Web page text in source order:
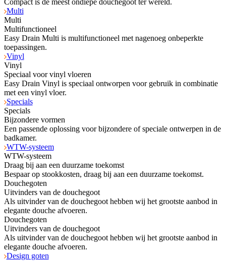
Compact is de meest ondiepe douchegoot ter wereld.
Multi
Multi
Multifunctioneel
Easy Drain Multi is multifunctioneel met nagenoeg onbeperkte
toepassingen.
Vinyl
Vinyl
Speciaal voor vinyl vloeren
Easy Drain Vinyl is speciaal ontworpen voor gebruik in combinatie
met een vinyl vloer.
Specials
Specials
Bijzondere vormen
Een passende oplossing voor bijzondere of speciale ontwerpen in de
badkamer.
WTW-systeem
WTW-systeem
Draag bij aan een duurzame toekomst
Bespaar op stookkosten, draag bij aan een duurzame toekomst.
Douchegoten
Uitvinders van de douchegoot
Als uitvinder van de douchegoot hebben wij het grootste aanbod in
elegante douche afvoeren.
Douchegoten
Uitvinders van de douchegoot
Als uitvinder van de douchegoot hebben wij het grootste aanbod in
elegante douche afvoeren.
Design goten